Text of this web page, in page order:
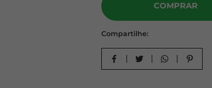
CARACTERíSTICAS DO
-MEDIDAS: 48MM X 30M
-ANTIDERRAPANTE
-IMPERMEáVEL
-ALTA RESISTêNCIA E
COMPRAR
Compartilhe: